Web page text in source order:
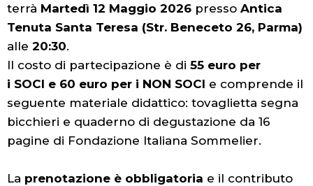
terrà Martedì 12 Maggio 2026 presso Antica
Tenuta Santa Teresa (Str. Beneceto 26, Parma)
alle 20:30.
Il costo di partecipazione è di 55 euro per
i SOCI e 60 euro per i NON SOCI e comprende il
seguente materiale didattico: tovaglietta segna
bicchieri e quaderno di degustazione da 16
pagine di Fondazione Italiana Sommelier.
La prenotazione è obbligatoria e il contributo